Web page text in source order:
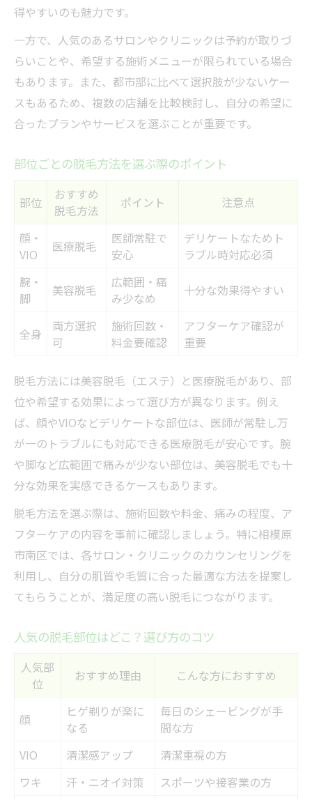
得やすいのも魅力です。
一方で、人気のあるサロンやクリニックは予約が取りづ
らいことや、希望する施術メニューが限られている場合
もあります。また、都市部に比べて選択肢が少ないケー
スもあるため、複数の店舗を比較検討し、自分の希望に
合ったプランやサービスを選ぶことが重要です。
部位ごとの脱毛方法を選ぶ際のポイント
部位
おすすめ
脱毛方法
ポイント 注意点
顔・
VIO
医療脱毛
医師常駐で
安心
デリケートなためト
ラブル時対応必須
腕・
脚
美容脱毛
広範囲・痛
み少なめ
十分な効果得やすい
全身
両方選択
可
施術回数・
料金要確認
アフターケア確認が
重要
脱毛方法には美容脱毛（エステ）と医療脱毛があり、部
位や希望する効果によって選び方が異なります。例え
ば、顔やVIOなどデリケートな部位は、医師が常駐し万
が一のトラブルにも対応できる医療脱毛が安心です。腕
や脚など広範囲で痛みが少ない部位は、美容脱毛でも十
分な効果を実感できるケースもあります。
脱毛方法を選ぶ際は、施術回数や料金、痛みの程度、ア
フターケアの内容を事前に確認しましょう。特に相模原
市南区では、各サロン・クリニックのカウンセリングを
利用し、自分の肌質や毛質に合った最適な方法を提案し
てもらうことが、満足度の高い脱毛につながります。
人気の脱毛部位はどこ？選び方のコツ
人気部
位
おすすめ理由 こんな方におすすめ
顔
ヒゲ剃りが楽に
なる
毎日のシェービングが手
間な方
VIO
清潔感アップ
清潔重視の方
ワキ
汗・ニオイ対策
スポーツや接客業の方